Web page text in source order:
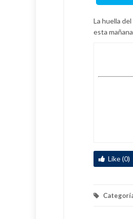
La huella
esta
Like (0)